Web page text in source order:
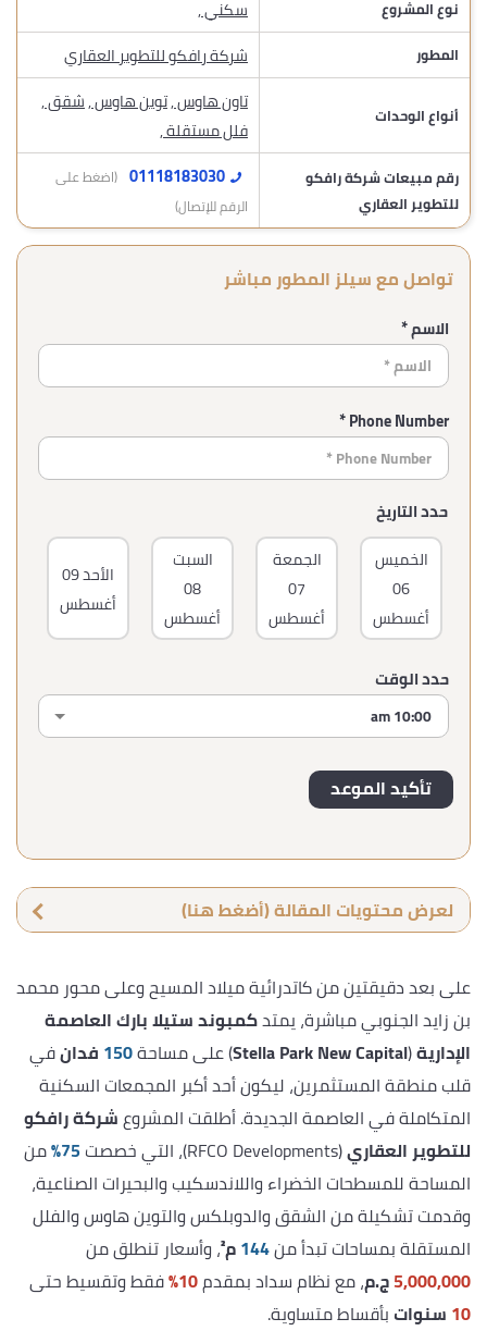
نوع المشروع سكني,
المطور شركة رافكو للتطوير العقاري
أنواع الوحدات تاون هاوس,توين هاوس,شقق,
فلل مستقلة,
رقم مبيعات شركة رافكو
للتطوير العقاري
01118183030
(اضغط على
الرقم للإتصال)
تواصل مع سيلز المطور مباشر
الاسم *
Phone Number *
حدد التاريخ
الخميس
06
أغسطس
الجمعة
07
أغسطس
السبت
08
أغسطس
الأحد09
أغسطس
حدد الوقت
لعرض محتويات المقالة (أضغط هنا)
على بعد دقيقتين من كاتدرائية ميلاد المسيح وعلى محور محمد
بن زايد الجنوبي مباشرة، يمتدكمبوند ستيلا بارك العاصمة
الإدارية(
Stella Park New Capital) على مساحة150 فدانفي
قلب منطقة المستثمرين، ليكون أحد أكبر المجمعات السكنية
المتكاملة في العاصمة الجديدة. أطلقت المشروعشركة رافكو
للتطوير العقاري(RFCO Developments)، التي خصصت 75% من
المساحة للمسطحات الخضراء واللاندسكيب والبحيرات الصناعية،
وقدمت تشكيلة من الشقق والدوبلكس والتوين هاوس والفلل
المستقلة بمساحات تبدأ من144م²، وأسعار تنطلق من
5,000,000ج.م، مع نظام سداد بمقدم10% فقط وتقسيط حتى
10 سنوات بأقساط متساوية.